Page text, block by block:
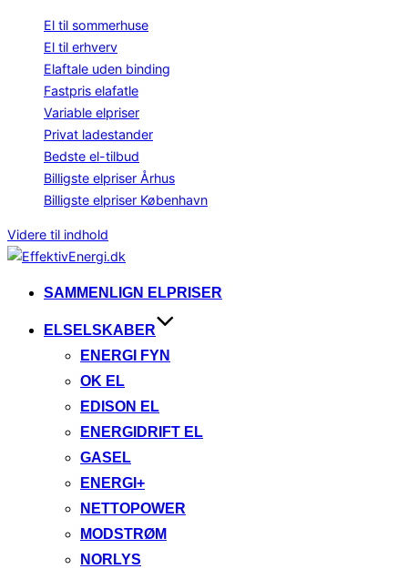
El til sommerhuse
El til erhverv
Elaftale uden binding
Fastpris elafatle
Variable elpriser
Privat ladestander
Bedste el-tilbud
Billigste elpriser Århus
Billigste elpriser København
Videre til indhold
SAMMENLIGN ELPRISER
ELSELSKABER
ENERGI FYN
OK EL
EDISON EL
ENERGIDRIFT EL
GASEL
ENERGI+
NETTOPOWER
MODSTRØM
NORLYS